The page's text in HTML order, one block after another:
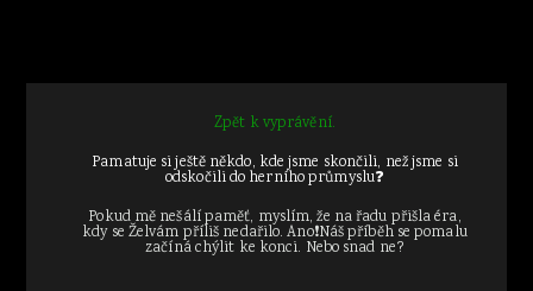
Zpět k vyprávění.
Pamatuje si ještě někdo, kde jsme skončili, než jsme si
odskočili do herního průmyslu❓
Pokud mě nešálí paměť, myslím, že na řadu přišla éra,
kdy se Želvám příliš nedařilo. Ano❗Náš příběh se pomalu
začíná chýlit ke konci. Nebo snad ne?